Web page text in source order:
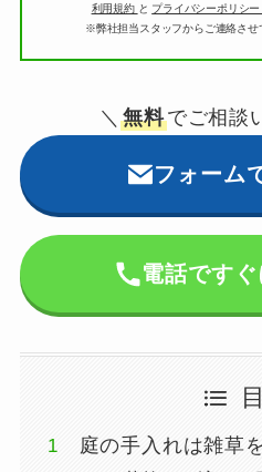
利用規約 と プライバシーポリシー
※弊社担当スタッフからご連絡させ
＼無料でご相談
フォーム
電話です
庭の手入れは雑草